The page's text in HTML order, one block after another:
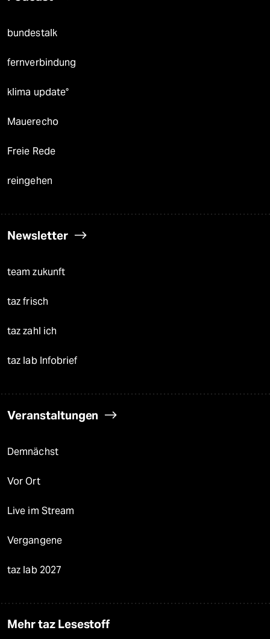
bundestalk
fernverbindung
klima update°
Mauerecho
Freie Rede
reingehen
Newsletter
team zukunft
taz frisch
taz zahl ich
taz lab Infobrief
Veranstaltungen
Demnächst
Vor Ort
Live im Stream
Vergangene
taz lab 2027
Mehr taz Lesestoff